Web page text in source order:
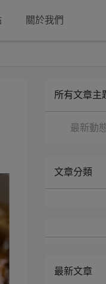
關於我們
所有文章主
最新動
文章分類
最新文章